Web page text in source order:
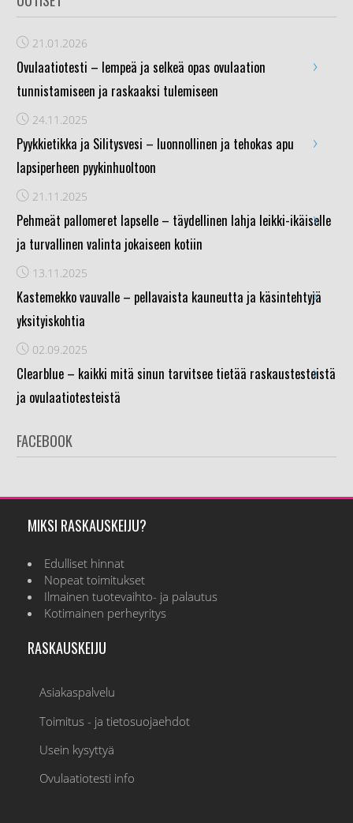
21.01.2026
Ovulaatiotesti – lempeä ja selkeä opas ovulaation
tunnistamiseen ja raskaaksi tulemiseen
›
24.11.2025
Pyykkietikka ja Silitysvesi – luonnollinen ja tehokas apu
lapsiperheen pyykinhuoltoon
›
21.11.2025
Pehmeät pallomeret lapselle – täydellinen lahja leikki-ikäiselle
ja turvallinen valinta jokaiseen kotiin
›
13.11.2025
Kastemekko vauvalle – pellavaista kauneutta ja käsintehtyjä
yksityiskohtia
›
02.09.2025
Clearblue – kaikki mitä sinun tarvitsee tietää raskaustesteistä
ja ovulaatiotesteistä
›
FACEBOOK
MIKSI RASKAUSKEIJU?
Edulliset hinnat
Nopeat toimitukset
Ilmainen tuotevaihto- ja palautus
Kotimainen perheyritys
RASKAUSKEIJU
Asiakaspalvelu
Toimitus - ja tietosuojaehdot
Usein kysyttyä
Ovulaatiotesti info